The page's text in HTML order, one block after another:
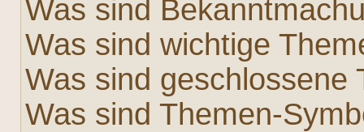
Was sind
Was sind wichtige
Was sind geschlossene
Was sind Themen-